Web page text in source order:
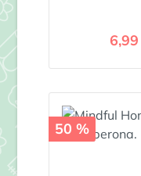
50 %